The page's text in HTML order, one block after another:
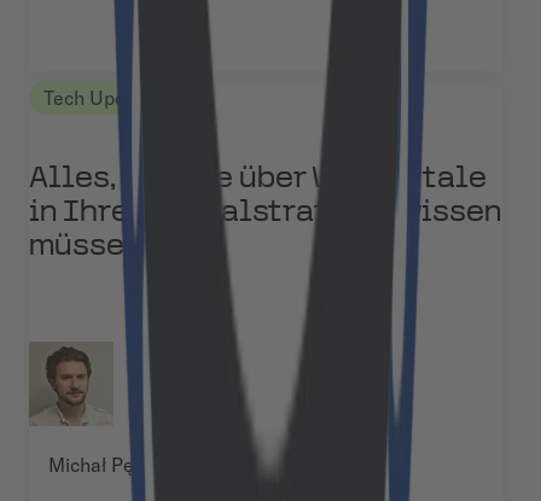
Tech Updates
Alles, was Sie über Webportale
in Ihrer Digitalstrategie wissen
müssen
Michał Pękala